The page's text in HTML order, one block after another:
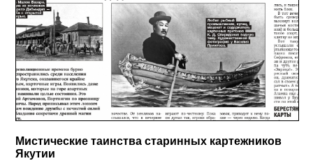
Мистические таинства старинных картежников
Якутии